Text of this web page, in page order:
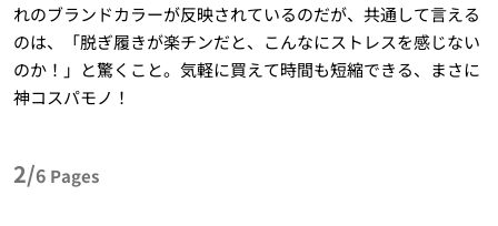
れのブランドカラーが反映されているのだが、共通して言える
のは、「脱ぎ履きが楽チンだと、こんなにストレスを感じない
のか！」と驚くこと。気軽に買えて時間も短縮できる、まさに
神コスパモノ！
2/6 Pages